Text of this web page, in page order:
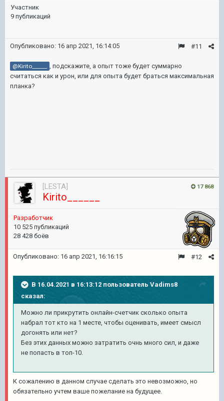
Участник
9 публикаций
#11
Опубликовано: 16 апр 2021, 16:14:05
@Kirito______
, подскажите, а опыт тоже будет суммарно
считаться как и урон, или для опыта будет браться максимальная
планка?
17 868
[LESTA]
Kirito______
Разработчик
10 525 публикаций
28 428 боёв
#12
Опубликовано: 16 апр 2021, 16:16:15
В 16.04.2021 в 16:13:12 пользователь Vadims8
сказал:
Можно ли прикрутить онлайн-счетчик сколько опыта
набрал тот кто на 1 месте, чтобы оценивать, имеет смысл
догонять или нет?
Без этих данных можно затратить очнь много сил, и даже
не попасть в топ-10.
К сожалению в данном случае сделать это невозможно, но
обязательно учтем ваше пожелание на будущее.